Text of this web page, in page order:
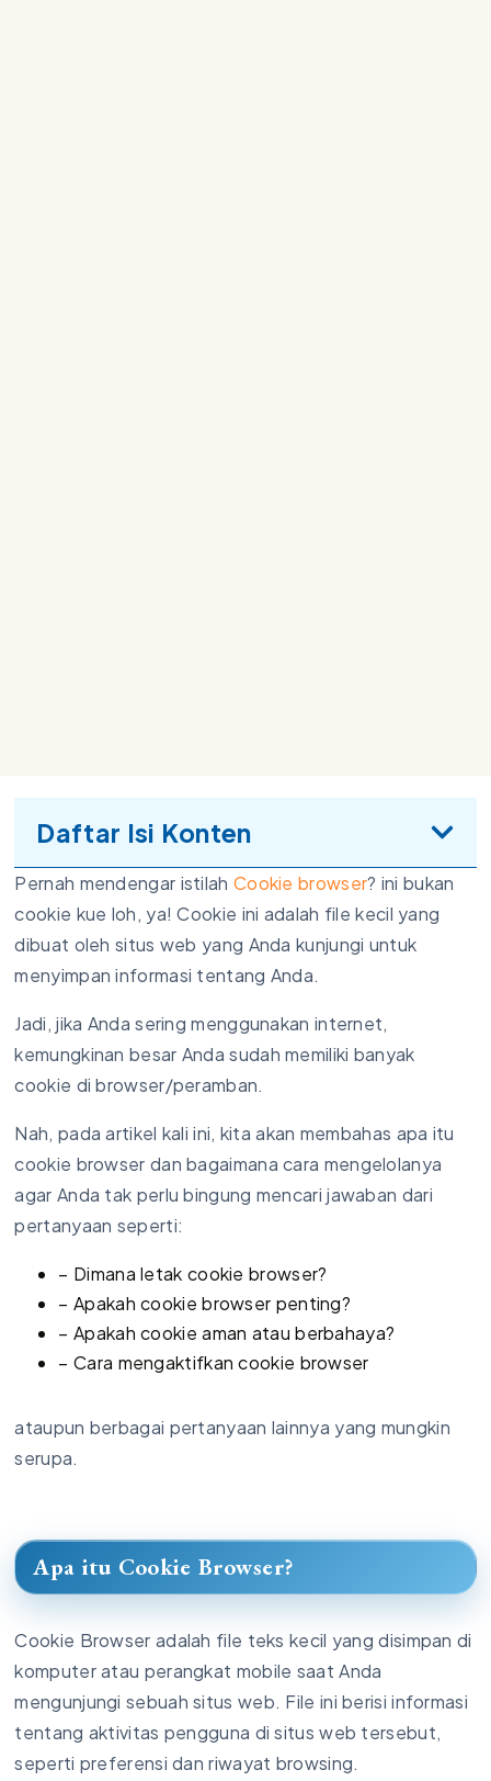
Daftar Isi Konten
Pernah mendengar istilah Cookie browser? ini bukan
cookie kue loh, ya! Cookie ini adalah file kecil yang
dibuat oleh situs web yang Anda kunjungi untuk
menyimpan informasi tentang Anda.
Jadi, jika Anda sering menggunakan internet,
kemungkinan besar Anda sudah memiliki banyak
cookie di browser/peramban.
Nah, pada artikel kali ini, kita akan membahas apa itu
cookie browser dan bagaimana cara mengelolanya
agar Anda tak perlu bingung mencari jawaban dari
pertanyaan seperti:
– Dimana letak cookie browser?
– Apakah cookie browser penting?
– Apakah cookie aman atau berbahaya?
– Cara mengaktifkan cookie browser
ataupun berbagai pertanyaan lainnya yang mungkin
serupa.
Apa itu Cookie Browser?
Cookie Browser adalah file teks kecil yang disimpan di
komputer atau perangkat mobile saat Anda
mengunjungi sebuah situs web. File ini berisi informasi
tentang aktivitas pengguna di situs web tersebut,
seperti preferensi dan riwayat browsing.